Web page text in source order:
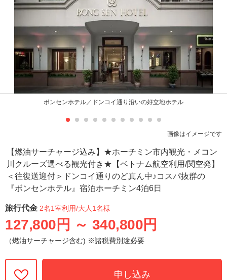
ボンセンホテル／ドンコイ通り沿いの好立地ホテル
画像はイメージです
【燃油サーチャージ込み】★ホーチミン市内観光・メコン
川クルーズ選べる観光付き★【ベトナム航空利用/関空発】
＜往復送迎付＞ドンコイ通りのど真ん中♪コスパ抜群の
『ボンセンホテル』宿泊ホーチミン4泊6日
旅行代金 2名1室利用/大人1名様
127,800円 ～ 340,800円
（燃油サーチャージ含む) ※諸税費別途必要
申し込み